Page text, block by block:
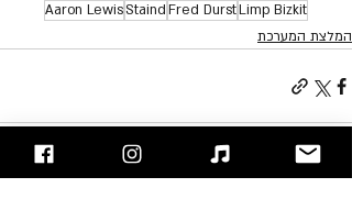
Limp Bizkit
Fred Durst
Staind
Aaron Lewis
המלצת המערכת